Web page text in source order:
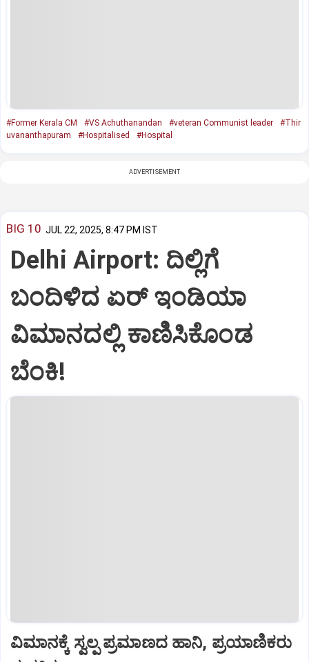
#Former Kerala CM #VS Achuthanandan #veteran Communist leader
#Thir
uvananthapuram
#Hospitalised #Hospital
ADVERTISEMENT
BIG 10 JUL 22, 2025, 8:47 PM IST
Delhi Airport: ದಿಲ್ಲಿಗೆ
ಬಂದಿಳಿದ ಏರ್‌ ಇಂಡಿಯಾ
ವಿಮಾನದಲ್ಲಿ ಕಾಣಿಸಿಕೊಂಡ
ಬೆಂಕಿ!
ವಿಮಾನಕ್ಕೆ ಸ್ವಲ್ಪ ಪ್ರಮಾಣದ ಹಾನಿ, ಪ್ರಯಾಣಿಕರು